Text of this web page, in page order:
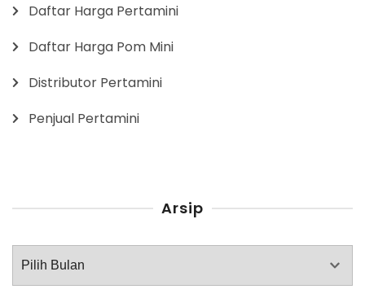
Daftar Harga Pertamini
Daftar Harga Pom Mini
Distributor Pertamini
Penjual Pertamini
Arsip
Arsip